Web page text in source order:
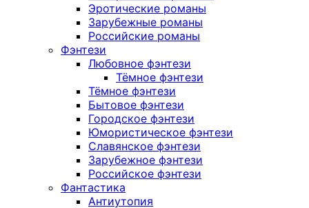
Эротические романы
Зарубежные романы
Российские романы
Фэнтези
Любовное фэнтези
Тёмное фэнтези
Тёмное фэнтези
Бытовое фэнтези
Городское фэнтези
Юмористическое фэнтези
Славянское фэнтези
Зарубежное фэнтези
Российское фэнтези
Фантастика
Антиутопия